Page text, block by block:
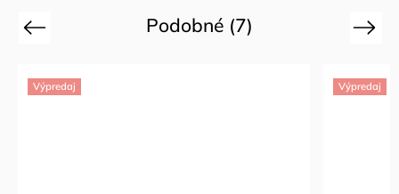
Podobné (7)
Previous
Výpredaj Výpredaj
Next